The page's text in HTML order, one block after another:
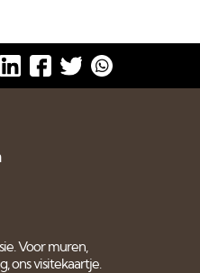
Voor muren,
ons visitekaartje.